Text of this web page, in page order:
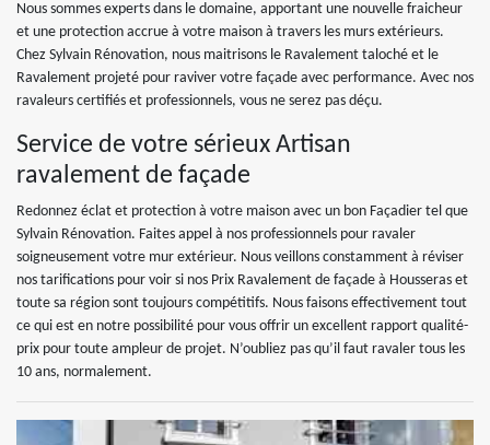
Nous sommes experts dans le domaine, apportant une nouvelle fraicheur
et une protection accrue à votre maison à travers les murs extérieurs.
Chez Sylvain Rénovation, nous maitrisons le Ravalement taloché et le
Ravalement projeté pour raviver votre façade avec performance. Avec nos
ravaleurs certifiés et professionnels, vous ne serez pas déçu.
Service de votre sérieux Artisan
ravalement de façade
Redonnez éclat et protection à votre maison avec un bon Façadier tel que
Sylvain Rénovation. Faites appel à nos professionnels pour ravaler
soigneusement votre mur extérieur. Nous veillons constamment à réviser
nos tarifications pour voir si nos Prix Ravalement de façade à Housseras et
toute sa région sont toujours compétitifs. Nous faisons effectivement tout
ce qui est en notre possibilité pour vous offrir un excellent rapport qualité-
prix pour toute ampleur de projet. N’oubliez pas qu’il faut ravaler tous les
10 ans, normalement.